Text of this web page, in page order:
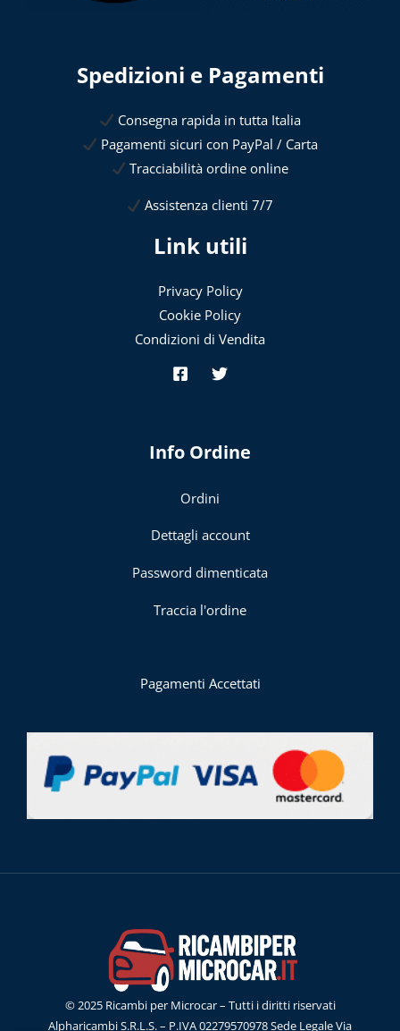
Spedizioni e Pagamenti
Consegna rapida in tutta Italia
Pagamenti sicuri con PayPal / Carta
Tracciabilità ordine online
Assistenza clienti 7/7
Link utili
Privacy Policy
Cookie Policy
Condizioni di Vendita
Info Ordine
Ordini
Dettagli account
Password dimenticata
Traccia l'ordine
Pagamenti Accettati
© 2025 Ricambi per Microcar – Tutti i diritti riservati
Alpharicambi S.R.L.S. – P.IVA 02279570978 Sede Legale Via